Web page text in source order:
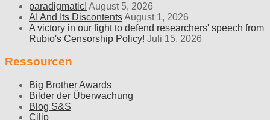
paradigmatic! August 5, 2026
AI And Its DiscontentsAugust 1, 2026
A victory in our fight to defend researchers' speech from
Rubio's Censorship Policy! Juli 15, 2026
Ressourcen
Big Brother Awards
Bilder der Überwachung
Blog S&S
Cilip